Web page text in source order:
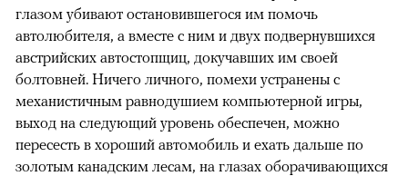
глазом убивают остановившегося им помочь
автолюбителя, а вместе с ним и двух подвернувшихся
австрийских автостопщиц, докучавших им своей
болтовней. Ничего личного, помехи устранены с
механистичным равнодушием компьютерной игры,
выход на следующий уровень обеспечен, можно
пересесть в хороший автомобиль и ехать дальше по
золотым канадским лесам, на глазах оборачивающихся